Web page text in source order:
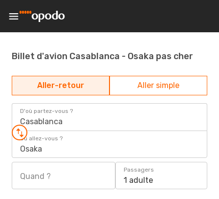
Billet d'avion Casablanca - Osaka pas cher
Aller-retour Aller simple
D'où partez-vous ?
Casablanca
Où allez-vous ?
Osaka
Quand ?
Passagers
1 adulte